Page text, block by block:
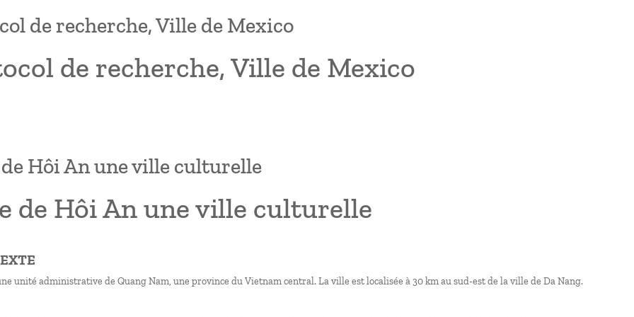
de recherche, Ville de Mexico
de recherche, Ville de Mexico
Hôi An une ville culturelle
de Hôi An une ville culturelle
unité administrative de Quang Nam, une province du Vietnam central. La ville est localisée à 30 km au sud-est de la ville de Da Nang.